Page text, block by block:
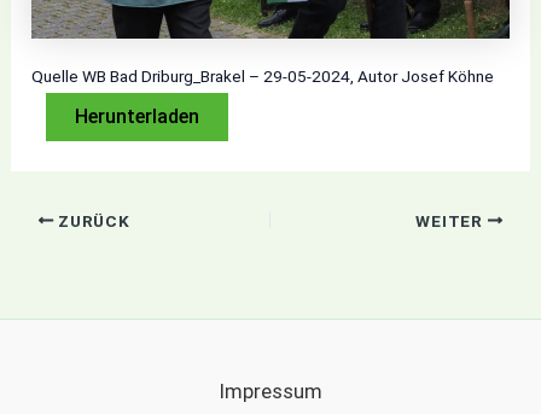
Quelle WB Bad Driburg_Brakel – 29-05-2024, Autor Josef Köhne
Herunterladen
ZURÜCK WEITER
Impressum